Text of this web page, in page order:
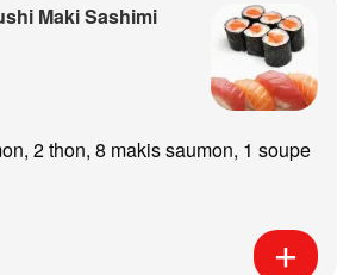
Maki Sashimi
2 thon, 8 makis saumon, 1 soupe